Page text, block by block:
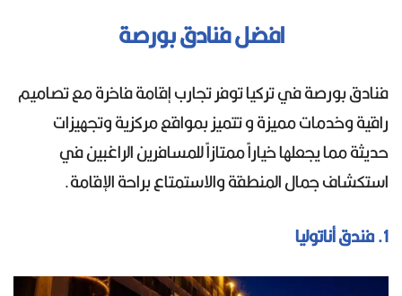
افضل فنادق بورصة
فنادق بورصة في تركيا توفر تجارب إقامة فاخرة مع تصاميم
راقية وخدمات مميزة و تتميز بمواقع مركزية وتجهيزات
حديثة مما يجعلها خياراً ممتازاً للمسافرين الراغبين في
استكشاف جمال المنطقة والاستمتاع براحة الإقامة.
1. فندق أناتوليا